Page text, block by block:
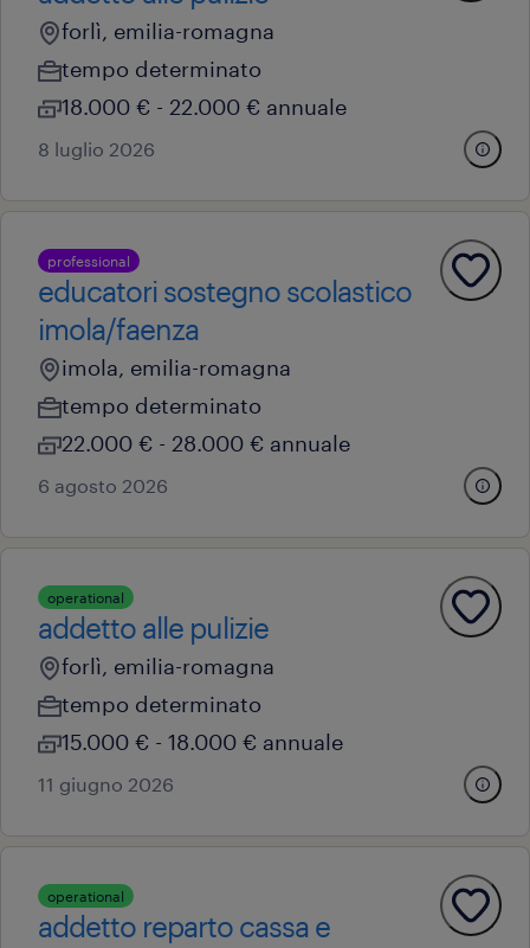
forlì, emilia-romagna
tempo determinato
18.000 € - 22.000 € annuale
8 luglio 2026
professional
educatori sostegno scolastico
imola/faenza
imola, emilia-romagna
tempo determinato
22.000 € - 28.000 € annuale
6 agosto 2026
operational
addetto alle pulizie
forlì, emilia-romagna
tempo determinato
15.000 € - 18.000 € annuale
11 giugno 2026
operational
addetto reparto cassa e